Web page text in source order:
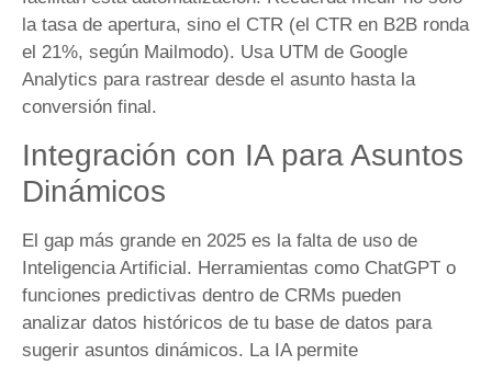
la tasa de apertura, sino el CTR (el CTR en B2B ronda
el 21%, según Mailmodo). Usa UTM de Google
Analytics para rastrear desde el asunto hasta la
conversión final.
Integración con IA para Asuntos
Dinámicos
El gap más grande en 2025 es la falta de uso de
Inteligencia Artificial. Herramientas como ChatGPT o
funciones predictivas dentro de CRMs pueden
analizar datos históricos de tu base de datos para
sugerir asuntos dinámicos. La IA permite